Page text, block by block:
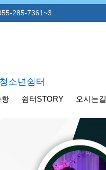
소년쉼터
항 쉼터STORY 오시는길